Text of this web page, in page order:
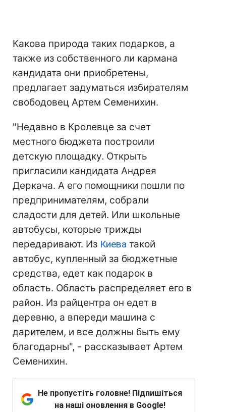
Какова природа таких подарков, а
также из собственного ли кармана
кандидата они приобретены,
предлагает задуматься избирателям
свободовец Артем Семенихин.
"Недавно в Кролевце за счет
местного бюджета построили
детскую площадку. Открыть
пригласили кандидата Андрея
Деркача. А его помощники пошли по
предпринимателям, собрали
сладости для детей. Или школьные
автобусы, которые трижды
передаривают. Из Киева такой
автобус, купленный за бюджетные
средства, едет как подарок в
область. Область распределяет его в
район. Из райцентра он едет в
деревню, а впереди машина с
дарителем, и все должны быть ему
благодарны", - рассказывает Артем
Семенихин.
Не пропустіть головне! Підпишіться
на наші оновлення в Google!